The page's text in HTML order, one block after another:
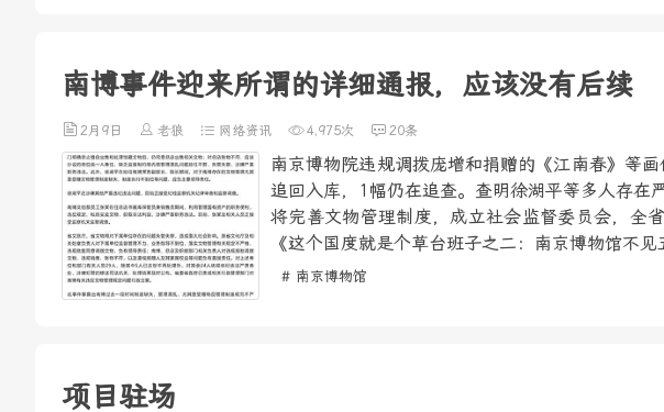
南博事件迎来所谓的详细通报，应该没有后续
2月9日 老狼 网络资讯 4,975次 20条
南京博物院违规调拨庞增和捐赠的《江南春》等
追回入库，1幅仍在追查。查明徐湖平等多人存在
将完善文物管理制度，成立社会监督委员会，全
《这个国度就是个草台班子之二：南京博物馆不
# 南京博物馆
项目驻场